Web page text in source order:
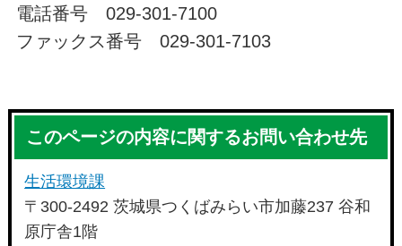
電話番号 029-301-7100
ファックス番号 029-301-7103
このページの内容に関するお問い合わせ先
生活環境課
〒300-2492 茨城県つくばみらい市加藤237 谷和
原庁舎1階